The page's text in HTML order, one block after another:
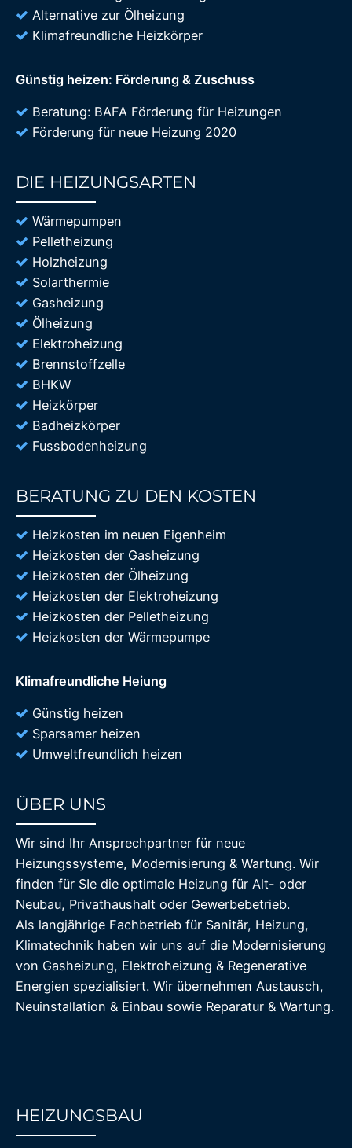
Alternative zur Ölheizung
Klimafreundliche Heizkörper
Günstig heizen: Förderung & Zuschuss
Beratung: BAFA Förderung für Heizungen
Förderung für neue Heizung 2020
DIE HEIZUNGSARTEN
Wärmepumpen
Pelletheizung
Holzheizung
Solarthermie
Gasheizung
Ölheizung
Elektroheizung
Brennstoffzelle
BHKW
Heizkörper
Badheizkörper
Fussbodenheizung
BERATUNG ZU DEN KOSTEN
Heizkosten im neuen Eigenheim
Heizkosten der Gasheizung
Heizkosten der Ölheizung
Heizkosten der Elektroheizung
Heizkosten der Pelletheizung
Heizkosten der Wärmepumpe
Klimafreundliche Heiung
Günstig heizen
Sparsamer heizen
Umweltfreundlich heizen
ÜBER UNS
Wir sind Ihr Ansprechpartner für neue
Heizungssysteme, Modernisierung & Wartung. Wir
finden für SIe die optimale Heizung für Alt- oder
Neubau, Privathaushalt oder Gewerbebetrieb.
Als langjährige Fachbetrieb für Sanitär, Heizung,
Klimatechnik haben wir uns auf die Modernisierung
von Gasheizung, Elektroheizung & Regenerative
Energien spezialisiert. Wir übernehmen Austausch,
Neuinstallation & Einbau sowie Reparatur & Wartung.
HEIZUNGSBAU